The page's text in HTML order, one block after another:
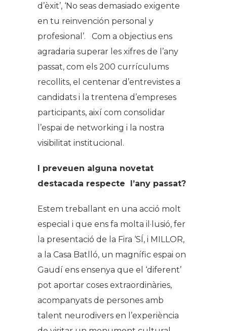
d’èxit’, ‘No seas demasiado exigente
en tu reinvención personal y
profesional’. Com a objectius ens
agradaria superar les xifres de l’any
passat, com els 200 currículums
recollits, el centenar d’entrevistes a
candidats i la trentena d’empreses
participants, així com consolidar
l’espai de networking i la nostra
visibilitat institucional.
I preveuen alguna novetat
destacada respecte l’any passat?
Estem treballant en una acció molt
especial i que ens fa molta il·lusió, fer
la presentació de la Fira ‘SÍ, i MILLOR,
a la Casa Batlló, un magnífic espai on
Gaudí ens ensenya que el ‘diferent’
pot aportar coses extraordinàries,
acompanyats de persones amb
talent neurodivers en l’experiència